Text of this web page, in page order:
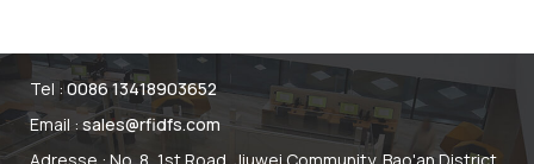
Tel :0086 13418903652
Email :sales@rfidfs.com